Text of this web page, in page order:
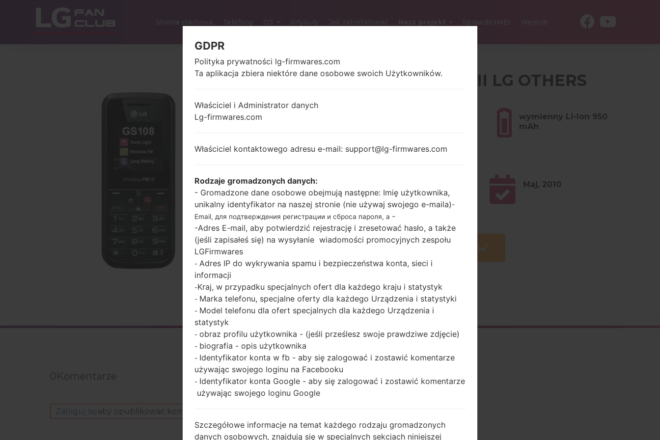
Strona startowa Telefony OS Artykuły Jak zainstalować Nasz projekt Sprawdź IMEI Wejście
LG GS108 (LGGS108) Z SERII LG OTHERS
1.5 in
wymienny Li-Ion 950
mAh
-
-
Maj, 2010
Buy accessories on Amazon
Strona startowa →Seria →LG Others →LGGS108
0Komentarze
Zaloguj sięaby opublikować komentarz.
GDPR
Polityka prywatności lg-firmwares.com
Ta aplikacja zbiera niektóre dane osobowe swoich Użytkowników.
Właściciel i Administrator danych
Lg-firmwares.com
Właściciel kontaktowego adresu e-mail: support@lg-firmwares.com
Rodzaje gromadzonych danych:
- Gromadzone dane osobowe obejmują następne: Imię użytkownika,
unikalny identyfikator na naszej stronie (nie używaj swojego e-maila)-
Email, для подтверждения регистрации и сброса пароля, а -
-Adres E-mail, aby potwierdzić rejestrację i zresetować hasło, a także
(jeśli zapisałeś się) na wysyłanie wiadomości promocyjnych zespołu
LGFirmwares
- Adres IP do wykrywania spamu i bezpieczeństwa konta, sieci i
informacji
-Kraj, w przypadku specjalnych ofert dla każdego kraju i statystyk
- Marka telefonu, specjalne oferty dla każdego Urządzenia i statystyki
- Model telefonu dla ofert specjalnych dla każdego Urządzenia i
statystyk
- obraz profilu użytkownika - (jeśli prześlesz swoje prawdziwe zdjęcie)
- biografia - opis użytkownika
- Identyfikator konta w fb - aby się zalogować i zostawić komentarze
używając swojego loginu na Facebooku
- Identyfikator konta Google - aby się zalogować i zostawić komentarze
używając swojego loginu Google
Szczegółowe informacje na temat każdego rodzaju gromadzonych
danych osobowych, znajdują się w specjalnych sekcjach niniejszej